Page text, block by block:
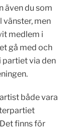
även du som
vänster, men
medlem i
gå med och
partiet via den
både vara
finns för